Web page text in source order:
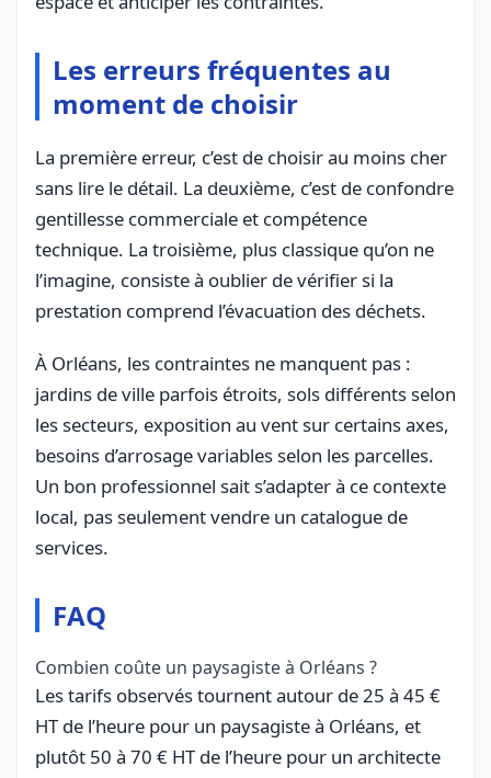
Les erreurs fréquentes au
moment de choisir
La première erreur, c’est de choisir au moins cher
sans lire le détail. La deuxième, c’est de confondre
gentillesse commerciale et compétence
technique. La troisième, plus classique qu’on ne
l’imagine, consiste à oublier de vérifier si la
prestation comprend l’évacuation des déchets.
À Orléans, les contraintes ne manquent pas :
jardins de ville parfois étroits, sols différents selon
les secteurs, exposition au vent sur certains axes,
besoins d’arrosage variables selon les parcelles.
Un bon professionnel sait s’adapter à ce contexte
local, pas seulement vendre un catalogue de
services.
FAQ
Combien coûte un paysagiste à Orléans ?
Les tarifs observés tournent autour de 25 à 45 €
HT de l’heure pour un paysagiste à Orléans, et
plutôt 50 à 70 € HT de l’heure pour un architecte